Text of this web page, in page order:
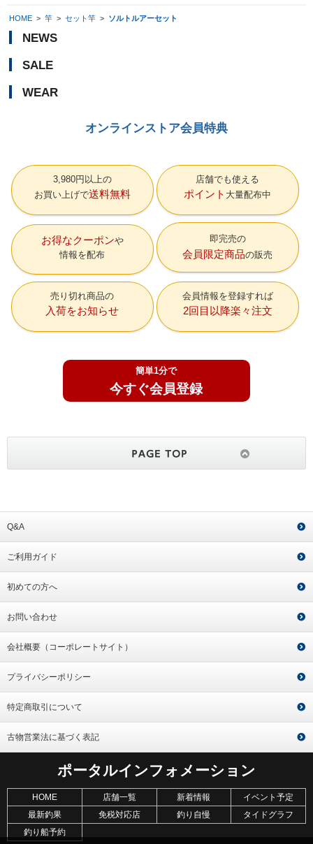
HOME > 竿 > セット竿 > ソルトルアーセット
NEWS
SALE
WEAR
オンラインストア会員特典
3,980円以上の
お買い上げで送料無料
店舗でも使える
ポイント 大量配布中
お得なクーポン
情報を配布
即完売の
会員限定商品の販売
売り切れ商品の
入荷をお知らせ
会員情報を登録すれば
2回目以降楽々注文
簡単1分で
今すぐ会員登録
Q&A
ご利用ガイド
初めての方へ
お問い合わせ
会社概要（コーポレートサイト）
プライバシーポリシー
特定商取引について
古物営業法に基づく表記
ポータルインフォメーション
HOME 店舗一覧 新着情報
イベント予定
最新釣果
免税対応店 釣り自慢
タイドグラフ
釣り船予約